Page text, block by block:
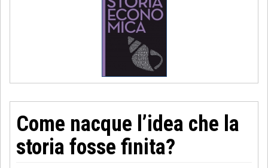
Come nacque l’idea che la
storia fosse finita?